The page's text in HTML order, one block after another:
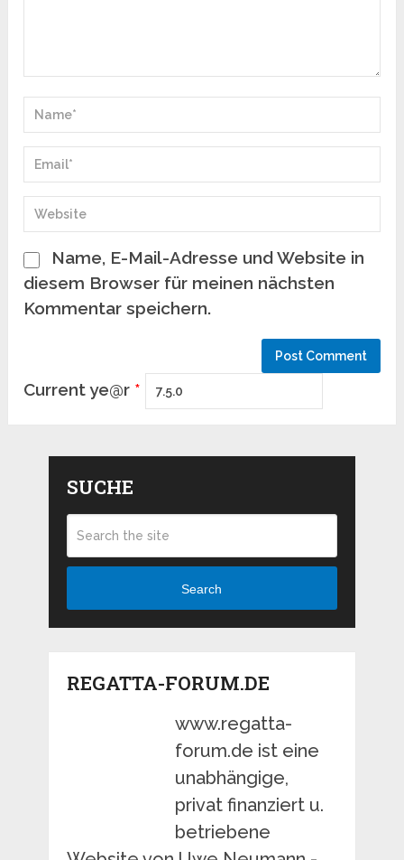
Name, E-Mail-Adresse und Website in
diesem Browser für meinen nächsten
Kommentar speichern.
Current ye@r *
SUCHE
Search
REGATTA-FORUM.DE
www.regatta-
forum.de ist eine
unabhängige,
privat finanziert u.
betriebene